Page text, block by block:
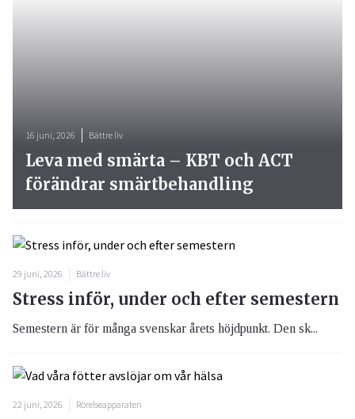
29 juni, 2026 Bättre liv
Stress inför, under och efter semestern
Semestern är för många svenskar årets höjdpunkt. Den sk...
22 juni, 2026 Rörelseapparaten
16 juni, 2026 Bättre liv
Leva med smärta – KBT och ACT
förändrar smärtbehandling